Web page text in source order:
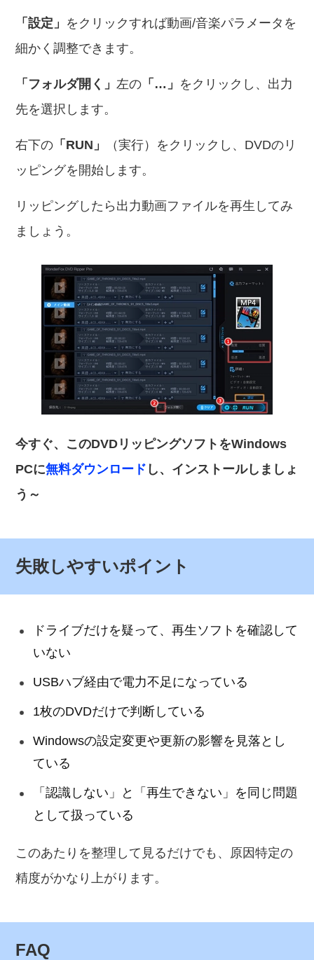
「設定」 をクリックすれば動画/音楽パラメータを
細かく調整できます。
「フォルダ開く」左の 「…」 をクリックし、出力
先を選択します。
右下の 「RUN」
（実行）をクリックし、DVDのリ
ッピングを開始します。
リッピングしたら出力動画ファイルを再生してみ
ましょう。
今すぐ、このDVDリッピングソフトをWindows
PCに無料ダウンロード し、インストールしましょ
う～
失敗しやすいポイント
ドライブだけを疑って、再生ソフトを確認して
いない
USBハブ経由で電力不足になっている
1枚のDVDだけで判断している
Windowsの設定変更や更新の影響を見落とし
ている
「認識しない」と「再生できない」を同じ問題
として扱っている
このあたりを整理して見るだけでも、原因特定の
精度がかなり上がります。
FAQ